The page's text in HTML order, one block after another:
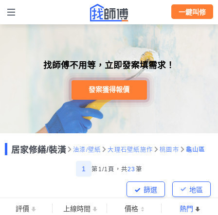
一鍵叫修
找師傅不用等，立即發案填需求！
發案獲得報價
居家修繕/裝潢 油漆/壁紙 大理石壁紙施作 桃園市 龜山區
1 第1/1頁， 共23 筆
地區
篩選
評價 上線時間 價格 熱門